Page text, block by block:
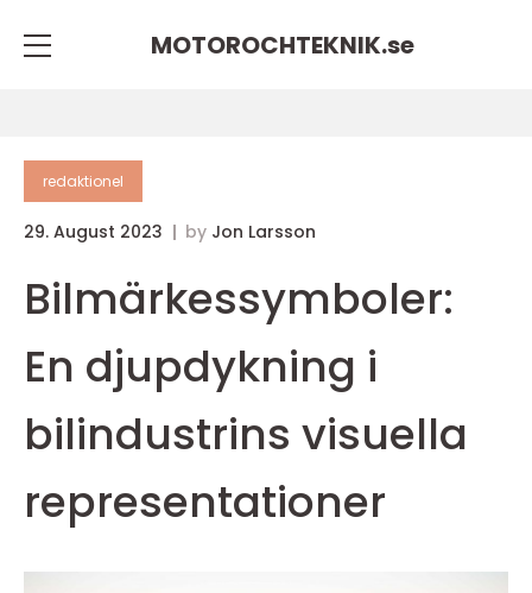
MOTOROCHTEKNIK.se
redaktionel
29. August 2023 by Jon Larsson
Bilmärkessymboler:
En djupdykning i
bilindustrins visuella
representationer